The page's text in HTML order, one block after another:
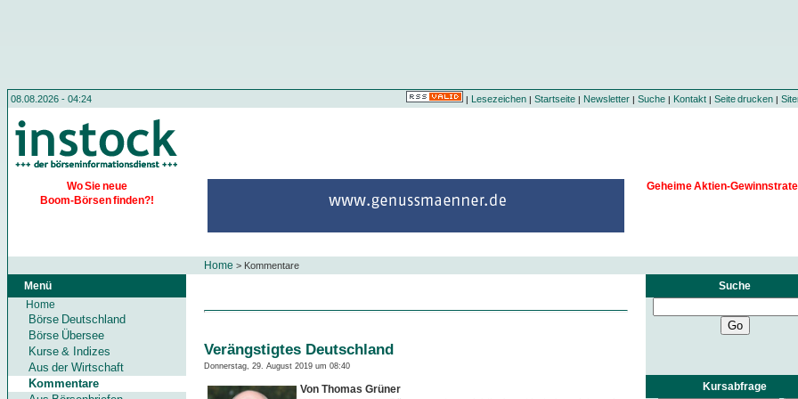
08.08.2026 - 04:24 | Lesezeichen| Startseite| Newsletter| Suche| Kontakt| Seite drucken |
Wo Sie neue
Boom-Börsen finden?!
Geheime Aktien-
Home > Kommentare
Menü
Home
Börse Deutschland
Börse Übersee
Kurse & Indizes
Aus der Wirtschaft
Kommentare
Suche
Kursabfrage
Verängstigtes Deutschland
Donnerstag, 29. August 2019 um 08:40
Von Thomas Grüner